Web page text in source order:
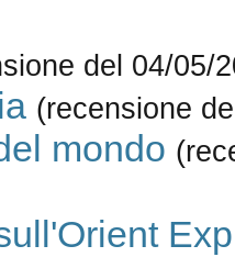
del 04/05/
(recensione
mondo